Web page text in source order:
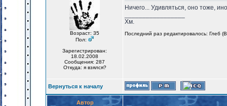
Возраст: 35
Пол:
Зарегистрирован:
18.02.2008
Сообщения: 287
Откуда: я взялся?
Ничего... Удивляться, оно тоже,
Хм.
Последний раз редактировалось: Глеб
Вернуться к началу
Автор